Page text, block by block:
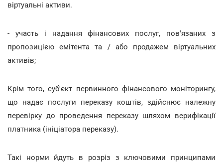
віртуальні активи.
- участь і надання фінансових послуг, пов'язаних з
пропозицією емітента та / або продажем віртуальних
активів;
Крім того, суб'єкт первинного фінансового моніторингу,
що надає послуги переказу коштів, здійснює належну
перевірку до проведення переказу шляхом верифікації
платника (ініціатора переказу).
Такі норми йдуть в розріз з ключовими принципами